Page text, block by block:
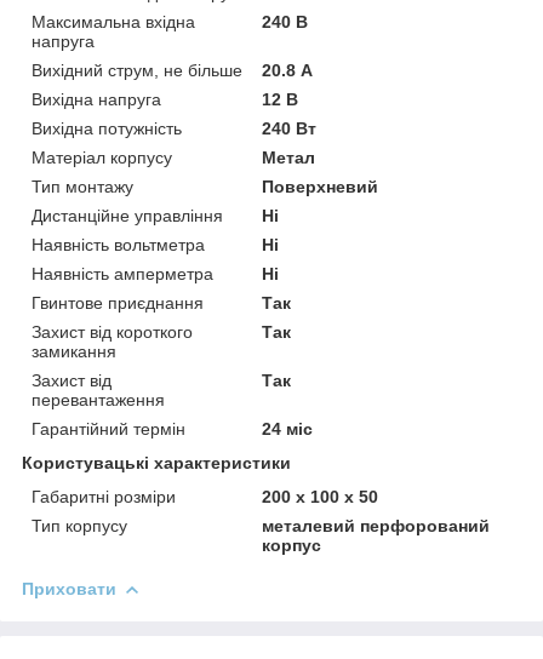
Максимальна вхідна
напруга
240 В
Вихідний струм, не більше
20.8 А
Вихідна напруга
12 В
Вихідна потужність
240 Вт
Матеріал корпусу
Метал
Тип монтажу
Поверхневий
Дистанційне управління
Ні
Наявність вольтметра
Ні
Наявність амперметра
Ні
Гвинтове приєднання
Так
Захист від короткого
замикання
Так
Захист від
перевантаження
Так
Гарантійний термін
24 міс
Користувацькі характеристики
Габаритні розміри
200 х 100 х 50
Тип корпусу
металевий перфорований
корпус
Приховати